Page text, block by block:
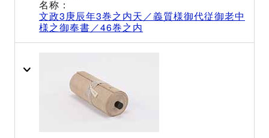
文政3庚辰年3巻之内天／義質様御代従御老中
様之御奉書／46巻之内